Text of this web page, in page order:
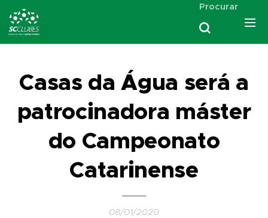
Procurar
Casas da Água será a
patrocinadora máster
do Campeonato
Catarinense
08/01/2020